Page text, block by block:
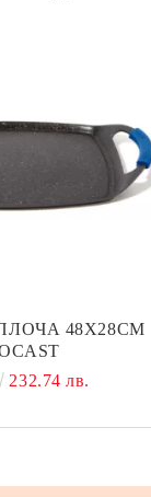
48Х28СМ
232.74 лв.